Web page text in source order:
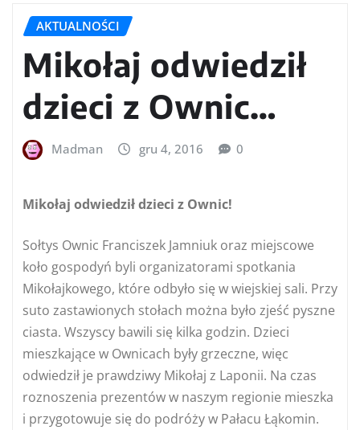
AKTUALNOŚCI
Mikołaj odwiedził
dzieci z Ownic…
Madman gru 4, 2016 0
Mikołaj odwiedził dzieci z Ownic!
Sołtys Ownic Franciszek Jamniuk oraz miejscowe
koło gospodyń byli organizatorami spotkania
Mikołajkowego, które odbyło się w wiejskiej sali. Przy
suto zastawionych stołach można było zjeść pyszne
ciasta. Wszyscy bawili się kilka godzin. Dzieci
mieszkające w Ownicach były grzeczne, więc
odwiedził je prawdziwy Mikołaj z Laponii. Na czas
roznoszenia prezentów w naszym regionie mieszka
i przygotowuje się do podróży w Pałacu Łąkomin.